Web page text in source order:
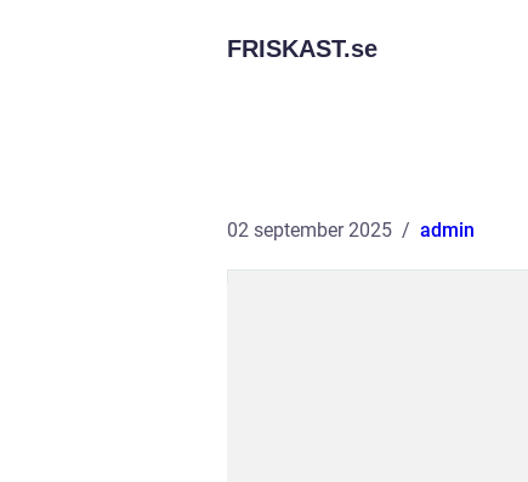
FRISKAST.se
02 september 2025 admin